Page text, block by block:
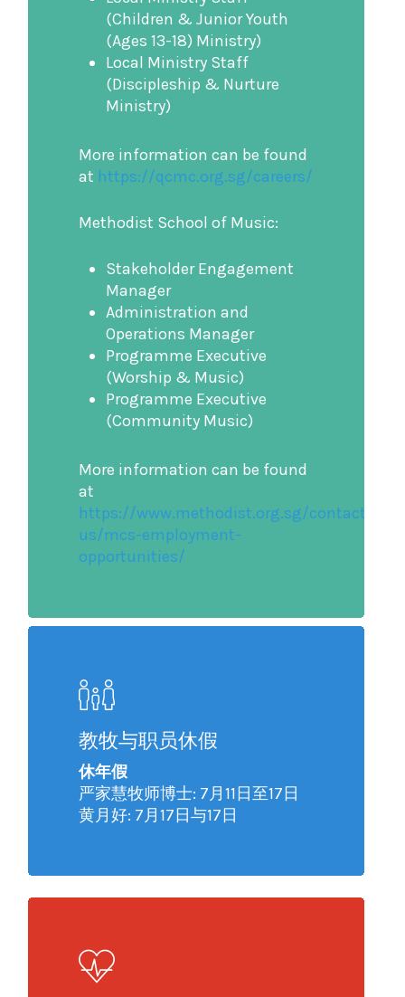
(Children & Junior Youth
(Ages 13-18) Ministry)
Local Ministry Staff
(Discipleship & Nurture
Ministry)
More information can be found
at https://qcmc.org.sg/careers/
Methodist School of Music:
Stakeholder Engagement
Manager
Administration and
Operations Manager
Programme Executive
(Worship & Music)
Programme Executive
(Community Music)
More information can be found
at
https://www.methodist.org.sg/contact-
us/mcs-employment-
opportunities/
教牧与职员休假
休年假
严家慧牧师博士: 7月11日至17日
黄月好: 7月17日与17日